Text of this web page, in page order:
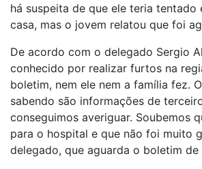
há suspeita de que ele teria tentado
casa, mas o jovem relatou que foi
De acordo com o delegado Sergio
conhecido por realizar furtos na
boletim, nem ele nem a família fez.
sabendo são informações de
conseguimos averiguar. Soubemos
para o hospital e que não foi muito
delegado, que aguarda o boletim de